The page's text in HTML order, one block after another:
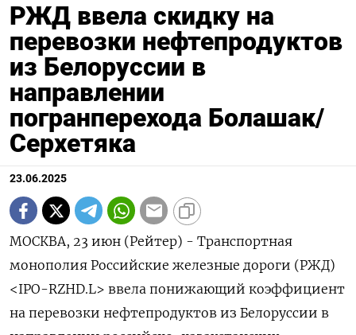
РЖД ввела скидку на
перевозки нефтепродуктов
из Белоруссии в
направлении
погранперехода Болашак/
Серхетяка
23.06.2025
МОСКВА, 23 июн (Рейтер) - Транспортная
монополия Российские железные дороги (РЖД)
<IPO-RZHD.L> ввела понижающий коэффициент
на перевозки нефтепродуктов из Белоруссии в